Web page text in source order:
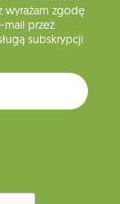
wyrażam zgodę
przez
subskrypcji